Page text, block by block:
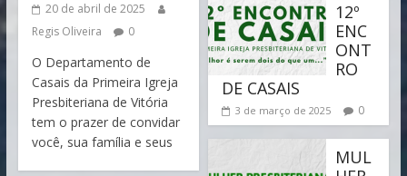
20 de abril de 2025
Regis Oliveira
0
O Departamento de
Casais da Primeira Igreja
Presbiteriana de Vitória
tem o prazer de convidar
você, sua família e seus
12º
ENC
ONT
RO
DE CASAIS
3 de março de 2025 0
MUL